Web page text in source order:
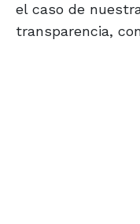
el caso de
transparencia,